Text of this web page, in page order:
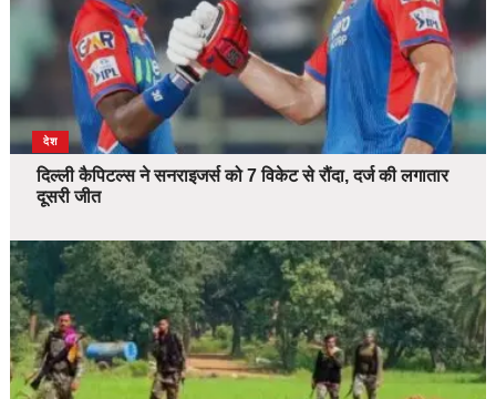
देश
दिल्ली कैपिटल्स ने सनराइजर्स को 7 विकेट से रौंदा, दर्ज की लगातार
दूसरी जीत